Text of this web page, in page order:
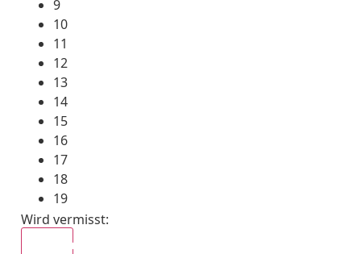
9
10
11
12
13
14
15
16
17
18
19
Wird vermisst: